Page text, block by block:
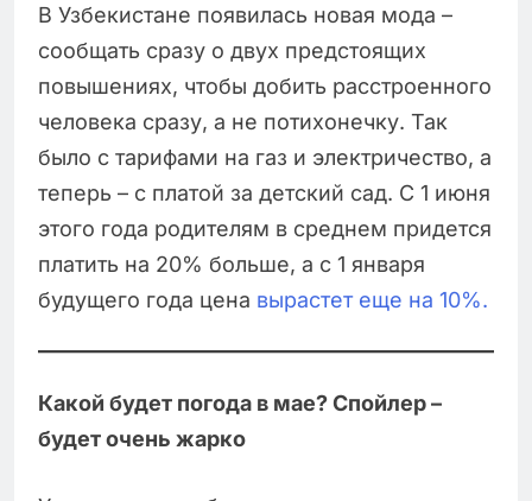
В Узбекистане появилась новая мода –
сообщать сразу о двух предстоящих
повышениях, чтобы добить расстроенного
человека сразу, а не потихонечку. Так
было с тарифами на газ и электричество, а
теперь – с платой за детский сад. С 1 июня
этого года родителям в среднем придется
платить на 20% больше, а с 1 января
будущего года цена вырастет еще на 10%.
Какой будет погода в мае? Спойлер –
будет очень жарко